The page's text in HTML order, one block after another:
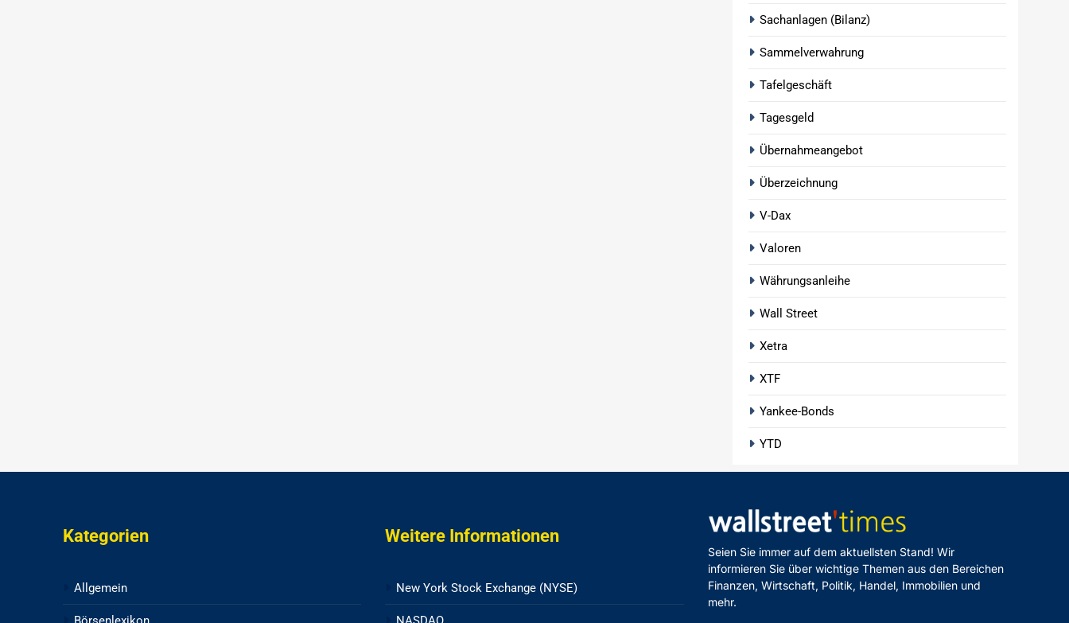
Sachanlagen (Bilanz)
Sammelverwahrung
Tafelgeschäft
Tagesgeld
Übernahmeangebot
Überzeichnung
V-Dax
Valoren
Währungsanleihe
Wall Street
Xetra
XTF
Yankee-Bonds
YTD
Kategorien
Allgemein
Weitere Informationen
New York Stock Exchange (NYSE)
Seien Sie immer auf dem aktuellsten Stand! Wir
informieren Sie über wichtige Themen aus den Bereichen
Finanzen, Wirtschaft, Politik, Handel, Immobilien und
mehr.